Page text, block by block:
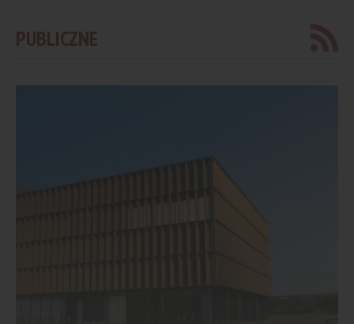
PUBLICZNE